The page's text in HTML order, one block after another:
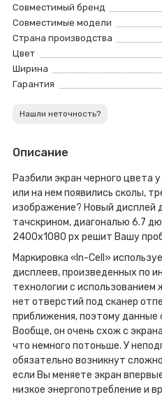
Совместимый бренд
Совместимые модели
Страна производства
Цвет
Ширина
Гарантия
Нашли неточность?
Описание
Разбили экран черного цвета
или на нем появились сколы,
изображение? Новый дисплей
тачскрином, диагональю 6.7
2400x1080 px решит Вашу
Маркировка «In-Cell»
дисплеев, произведенных по
технологии с использованием
нет отверстий под сканер
приближения, поэтому данные
Вообще, он очень схож с
что немного потоньше. У
обязательно возникнут
если Вы меняете экран
низкое энергопотребление и